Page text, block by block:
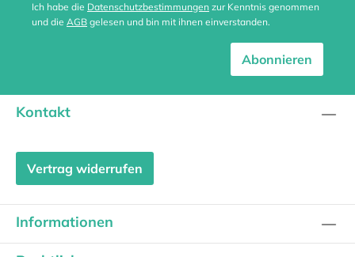
Ich habe die Datenschutzbestimmungen zur Kenntnis genommen
und die AGB gelesen und bin mit ihnen einverstanden.
Abonnieren
Kontakt
Vertrag widerrufen
Informationen